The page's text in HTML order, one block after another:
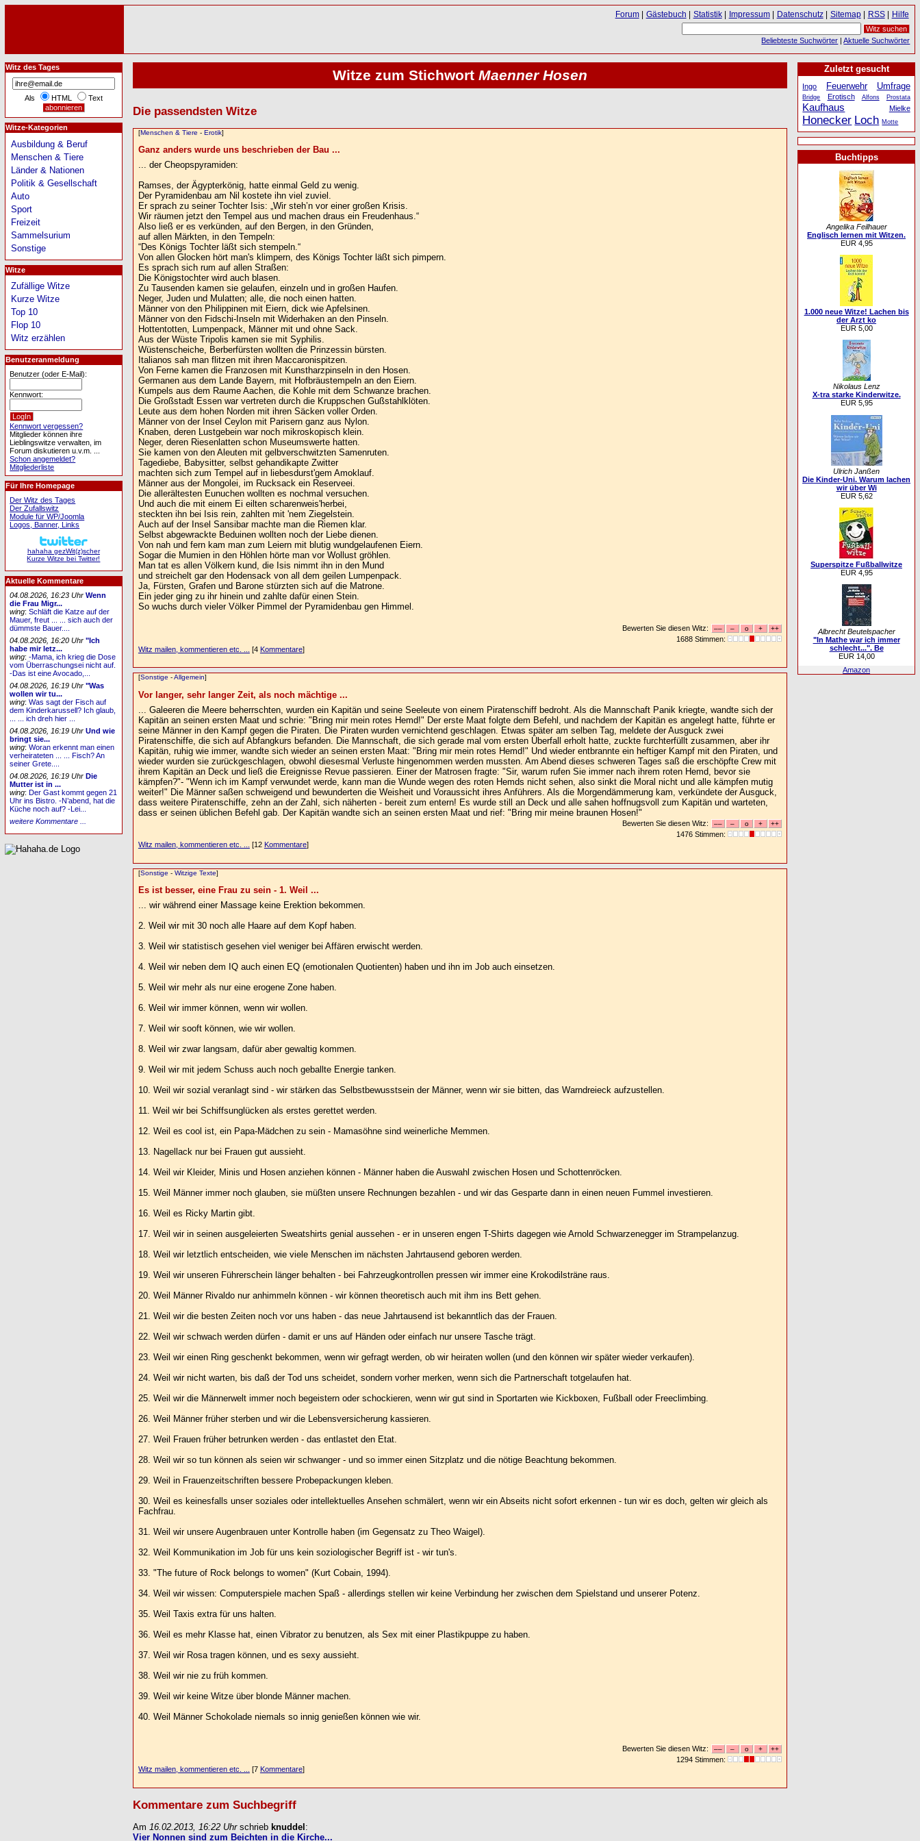
Witze zum Stichwort Maenner Hosen
Die passendsten Witze
[Menschen & Tiere - Erotik]
Ganz anders wurde uns beschrieben der Bau ...
... der Cheopspyramiden:
Ramses, der Ägypterkönig, hatte einmal Geld zu wenig.
Der Pyramidenbau am Nil kostete ihn viel zuviel.
Er sprach zu seiner Tochter Isis: „Wir steh’n vor einer großen Krisis.
Wir räumen jetzt den Tempel aus und machen draus ein Freudenhaus.“
Also ließ er es verkünden, auf den Bergen, in den Gründen,
auf allen Märkten, in den Tempeln:
“Des Königs Tochter läßt sich stempeln.“
Von allen Glocken hört man's klimpern, des Königs Tochter läßt sich pimpern.
Es sprach sich rum auf allen Straßen:
Die Königstochter wird auch blasen.
Zu Tausenden kamen sie gelaufen, einzeln und in großen Haufen.
Neger, Juden und Mulatten; alle, die noch einen hatten.
Männer von den Philippinen mit Eiern, dick wie Apfelsinen.
Männer von den Fidschi-Inseln mit Widerhaken an den Pinseln.
Hottentotten, Lumpenpack, Männer mit und ohne Sack.
Aus der Wüste Tripolis kamen sie mit Syphilis.
Wüstenscheiche, Berberfürsten wollten die Prinzessin bürsten.
Italianos sah man flitzen mit ihren Maccaronispitzen.
Von Ferne kamen die Franzosen mit Kunstharzpinseln in den Hosen.
Germanen aus dem Lande Bayern, mit Hofbräustempeln an den Eiern.
Kumpels aus dem Raume Aachen, die Kohle mit dem Schwanze brachen.
Die Großstadt Essen war vertreten durch die Kruppschen Gußstahlklöten.
Leute aus dem hohen Norden mit ihren Säcken voller Orden.
Männer von der Insel Ceylon mit Parisern ganz aus Nylon.
Knaben, deren Lustgebein war noch mikroskopisch klein.
Neger, deren Riesenlatten schon Museumswerte hatten.
Sie kamen von den Aleuten mit gelbverschwitzten Samenruten.
Tagediebe, Babysitter, selbst gehandikapte Zwitter
machten sich zum Tempel auf in liebesdurst'gem Amoklauf.
Männer aus der Mongolei, im Rucksack ein Reserveei.
Die allerältesten Eunuchen wollten es nochmal versuchen.
Und auch die mit einem Ei eilten scharenweis'herbei,
steckten ihn bei Isis rein, zahlten mit 'nem Ziegelstein.
Auch auf der Insel Sansibar machte man die Riemen klar.
Selbst abgewrackte Beduinen wollten noch der Liebe dienen.
Von nah und fern kam man zum Leiern mit blutig wundgelaufenen Eiern.
Sogar die Mumien in den Höhlen hörte man vor Wollust gröhlen.
Man tat es allen Völkern kund, die Isis nimmt ihn in den Mund
und streichelt gar den Hodensack von all dem geilen Lumpenpack.
Ja, Fürsten, Grafen und Barone stürzten sich auf die Matrone.
Ein jeder ging zu ihr hinein und zahlte dafür einen Stein.
So wuchs durch vieler Völker Pimmel der Pyramidenbau gen Himmel.
Bewerten Sie diesen Witz:
1688 Stimmen:
Witz mailen, kommentieren etc. ...
[4 Kommentare]
[Sonstige -Allgemein]
Vor langer, sehr langer Zeit, als noch mächtige ...
... Galeeren die Meere beherrschten, wurden ein Kapitän und seine Seeleute von einem Piratenschiff bedroht. Als die Mannschaft Panik kriegte, wandte sich der
Kapitän an seinen ersten Maat und schrie: "Bring mir mein rotes Hemd!" Der erste Maat folgte dem Befehl, und nachdem der Kapitän es angelegt hatte, führte er
seine Männer in den Kampf gegen die Piraten. Die Piraten wurden vernichtend geschlagen. Etwas später am selben Tag, meldete der Ausguck zwei
Piratenschiffe, die sich auf Abfangkurs befanden. Die Mannschaft, die sich gerade mal vom ersten Überfall erholt hatte, zuckte furchterfüllt zusammen, aber ihr
Kapitän, ruhig wie immer, wandte sich wieder an seinen ersten Maat: "Bring mir mein rotes Hemd!" Und wieder entbrannte ein heftiger Kampf mit den Piraten, und
wieder wurden sie zurückgeschlagen, obwohl diesesmal Verluste hingenommen werden mussten. Am Abend dieses schweren Tages saß die erschöpfte Crew mit
ihrem Kapitän an Deck und ließ die Ereignisse Revue passieren. Einer der Matrosen fragte: "Sir, warum rufen Sie immer nach ihrem roten Hemd, bevor sie
kämpfen?"- "Wenn ich im Kampf verwundet werde, kann man die Wunde wegen des roten Hemds nicht sehen, also sinkt die Moral nicht und alle kämpfen mutig
weiter!" Die Männer saßen schweigend und bewunderten die Weisheit und Voraussicht ihres Anführers. Als die Morgendämmerung kam, verkündete der Ausguck,
dass weitere Piratenschiffe, zehn an der Zahl, sich näherten - bereit zum entern! Es wurde still an Deck und alle sahen hoffnugsvoll zum Kapitän und warteten,
dass er seinen üblichen Befehl gab. Der Kapitän wandte sich an seinen ersten Maat und rief: "Bring mir meine braunen Hosen!"
Bewerten Sie diesen Witz:
1476 Stimmen:
Witz mailen, kommentieren etc. ...
[12 Kommentare]
[Sonstige - Witzige Texte]
Es ist besser, eine Frau zu sein - 1. Weil ...
... wir während einer Massage keine Erektion bekommen.
2. Weil wir mit 30 noch alle Haare auf dem Kopf haben.
3. Weil wir statistisch gesehen viel weniger bei Affären erwischt werden.
4. Weil wir neben dem IQ auch einen EQ (emotionalen Quotienten) haben und ihn im Job auch einsetzen.
5. Weil wir mehr als nur eine erogene Zone haben.
6. Weil wir immer können, wenn wir wollen.
7. Weil wir sooft können, wie wir wollen.
8. Weil wir zwar langsam, dafür aber gewaltig kommen.
9. Weil wir mit jedem Schuss auch noch geballte Energie tanken.
10. Weil wir sozial veranlagt sind - wir stärken das Selbstbewusstsein der Männer, wenn wir sie bitten, das Warndreieck aufzustellen.
11. Weil wir bei Schiffsunglücken als erstes gerettet werden.
12. Weil es cool ist, ein Papa-Mädchen zu sein - Mamasöhne sind weinerliche Memmen.
13. Nagellack nur bei Frauen gut aussieht.
14. Weil wir Kleider, Minis und Hosen anziehen können - Männer haben die Auswahl zwischen Hosen und Schottenröcken.
15. Weil Männer immer noch glauben, sie müßten unsere Rechnungen bezahlen - und wir das Gesparte dann in einen neuen Fummel investieren.
16. Weil es Ricky Martin gibt.
17. Weil wir in seinen ausgeleierten Sweatshirts genial aussehen - er in unseren engen T-Shirts dagegen wie Arnold Schwarzenegger im Strampelanzug.
18. Weil wir letztlich entscheiden, wie viele Menschen im nächsten Jahrtausend geboren werden.
19. Weil wir unseren Führerschein länger behalten - bei Fahrzeugkontrollen pressen wir immer eine Krokodilsträne raus.
20. Weil Männer Rivaldo nur anhimmeln können - wir können theoretisch auch mit ihm ins Bett gehen.
21. Weil wir die besten Zeiten noch vor uns haben - das neue Jahrtausend ist bekanntlich das der Frauen.
22. Weil wir schwach werden dürfen - damit er uns auf Händen oder einfach nur unsere Tasche trägt.
23. Weil wir einen Ring geschenkt bekommen, wenn wir gefragt werden, ob wir heiraten wollen (und den können wir später wieder verkaufen).
24. Weil wir nicht warten, bis daß der Tod uns scheidet, sondern vorher merken, wenn sich die Partnerschaft totgelaufen hat.
25. Weil wir die Männerwelt immer noch begeistern oder schockieren, wenn wir gut sind in Sportarten wie Kickboxen, Fußball oder Freeclimbing.
26. Weil Männer früher sterben und wir die Lebensversicherung kassieren.
27. Weil Frauen früher betrunken werden - das entlastet den Etat.
28. Weil wir so tun können als seien wir schwanger - und so immer einen Sitzplatz und die nötige Beachtung bekommen.
29. Weil in Frauenzeitschriften bessere Probepackungen kleben.
30. Weil es keinesfalls unser soziales oder intellektuelles Ansehen schmälert, wenn wir ein Abseits nicht sofort erkennen - tun wir es doch, gelten wir gleich als
Fachfrau.
31. Weil wir unsere Augenbrauen unter Kontrolle haben (im Gegensatz zu Theo Waigel).
32. Weil Kommunikation im Job für uns kein soziologischer Begriff ist - wir tun's.
33. "The future of Rock belongs to women" (Kurt Cobain, 1994).
34. Weil wir wissen: Computerspiele machen Spaß - allerdings stellen wir keine Verbindung her zwischen dem Spielstand und unserer Potenz.
35. Weil Taxis extra für uns halten.
36. Weil es mehr Klasse hat, einen Vibrator zu benutzen, als Sex mit einer Plastikpuppe zu haben.
37. Weil wir Rosa tragen können, und es sexy aussieht.
38. Weil wir nie zu früh kommen.
39. Weil wir keine Witze über blonde Männer machen.
40. Weil Männer Schokolade niemals so innig genießen können wie wir.
Bewerten Sie diesen Witz:
1294 Stimmen:
Witz mailen, kommentieren etc. ... [7 Kommentare]
Kommentare zum Suchbegriff
Am 16.02.2013, 16:22 Uhrschrieb knuddel :
Vier Nonnen sind zum Beichten in die Kirche...
Witz des Tages
Als HTML Text
Witze-Kategorien
Ausbildung & Beruf
Menschen & Tiere
Länder & Nationen
Politik & Gesellschaft
Auto
Sport
Freizeit
Sammelsurium
Sonstige
Witze
Zufällige Witze
Kurze Witze
Top 10
Flop 10
Witz erzählen
Benutzeranmeldung
Benutzer (oder E-Mail):
Kennwort:
Kennwort vergessen?
Mitglieder können ihre
Lieblingswitze verwalten, im
Forum diskutieren u.v.m. ...
Schon angemeldet?
Mitgliederliste
Für Ihre Homepage
Der Witz des Tages
Der Zufallswitz
Module für WP/Joomla
Logos, Banner, Links
hahaha gezWit(z)scher
Kurze Witze bei Twitter!
Aktuelle Kommentare
04.08.2026, 16:23 Uhr Wenn
die Frau Migr...
wing:Schläft die Katze auf der
Mauer, freut ... ... sich auch der
dümmste Bauer....
04.08.2026, 16:20 Uhr "Ich
habe mir letz...
wing:-Mama, ich krieg die Dose
vom Überraschungsei nicht auf.
-Das ist eine Avocado,...
04.08.2026, 16:19 Uhr "Was
wollen wir tu...
wing:Was sagt der Fisch auf
dem Kinderkarussell? Ich glaub,
... ... ich dreh hier ...
04.08.2026, 16:19 Uhr Und wie
bringt sie...
wing:Woran erkennt man einen
verheirateten ... ... Fisch? An
seiner Grete....
04.08.2026, 16:19 Uhr Die
Mutter ist in ...
wing:Der Gast kommt gegen 21
Uhr ins Bistro. -N’abend, hat die
Küche noch auf? -Lei...
weitere Kommentare ...
Forum| Gästebuch | Statistik| Impressum| Datenschutz| Sitemap| RSS| Hilfe
Beliebteste Suchwörter |Aktuelle Suchwörter
Zuletzt gesucht
Ingo Feuerwehr Umfrage
Bridge Erotisch Alfons Prostata
Kaufhaus Mielke
Honecker Loch Motte
Buchtipps
Angelika Feilhauer
Englisch lernen mit Witzen.
EUR 4,95
1.000 neue Witze! Lachen bis
der Arzt ko
EUR 5,00
Nikolaus Lenz
X-tra starke Kinderwitze.
EUR 5,95
Ulrich Janßen
Die Kinder-Uni. Warum lachen
wir über Wi
EUR 5,62
Superspitze Fußballwitze
EUR 4,95
Albrecht Beutelspacher
"In Mathe war ich immer
schlecht...". Be
EUR 14,00
Amazon